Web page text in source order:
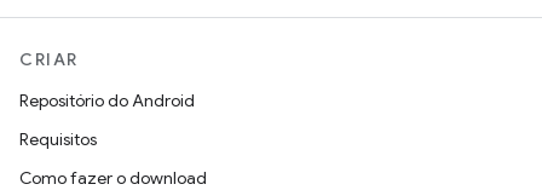
CRIAR
Repositório do Android
Requisitos
Como fazer o download